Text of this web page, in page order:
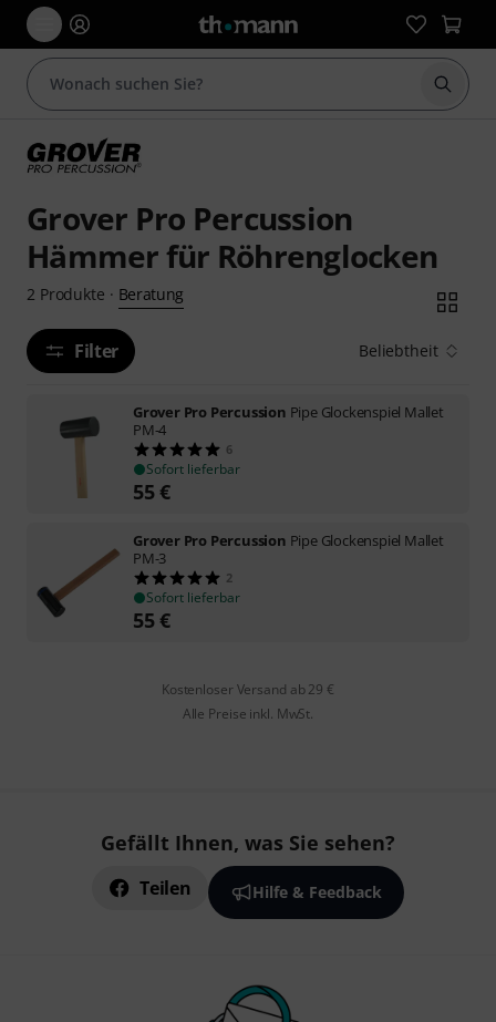
Suche
Grover Pro Percussion
Hämmer für Röhrenglocken
2 Produkte · Beratung
Filter Beliebtheit
Grover Pro Percussion Pipe Glockenspiel Mallet
PM-4
6
Sofort lieferbar
55€
Grover Pro Percussion Pipe Glockenspiel Mallet
PM-3
2
Sofort lieferbar
55€
Kostenloser Versand ab 29 €
Alle Preise inkl. MwSt.
Gefällt Ihnen, was Sie sehen?
Teilen Hilfe & Feedback